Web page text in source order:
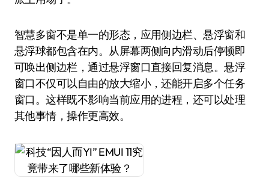
智慧多窗不是单一的形态，应用侧边栏、悬浮窗和
悬浮球都包含在内。从屏幕两侧向内滑动后停顿即
可唤出侧边栏，通过悬浮窗口直接回复消息。悬浮
窗口不仅可以自由的放大缩小，还能开启多个任务
窗口。这样既不影响当前应用的进程，还可以处理
其他事情，操作更高效。